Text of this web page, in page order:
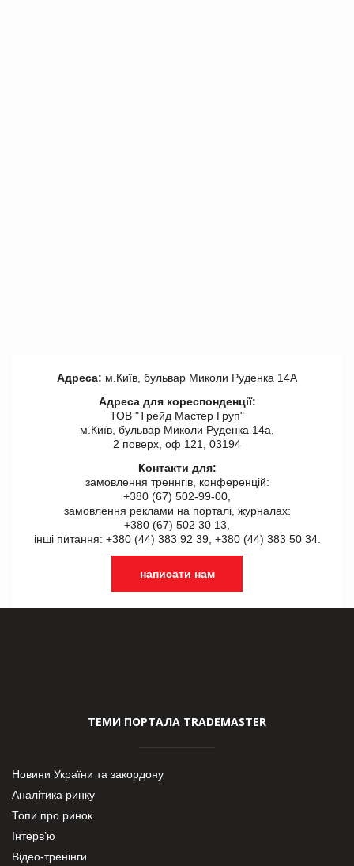
Адреса: м.Київ, бульвар Миколи Руденка 14А
Адреса для кореспонденції:
ТОВ "Tрейд Мастер Груп"
м.Київ, бульвар Миколи Руденка 14а,
2 поверх, оф 121, 03194
Контакти для:
замовлення треннгів, конференцій:
+380 (67) 502-99-00,
замовлення реклами на порталі, журналах:
+380 (67) 502 30 13,
інші питання: +380 (44) 383 92 39, +380 (44) 383 50 34.
написати нам
ТЕМИ ПОРТАЛА TRADEMASTER
Новини України та закордону
Аналітика ринку
Топи про ринок
Інтерв’ю
Відео-тренінги